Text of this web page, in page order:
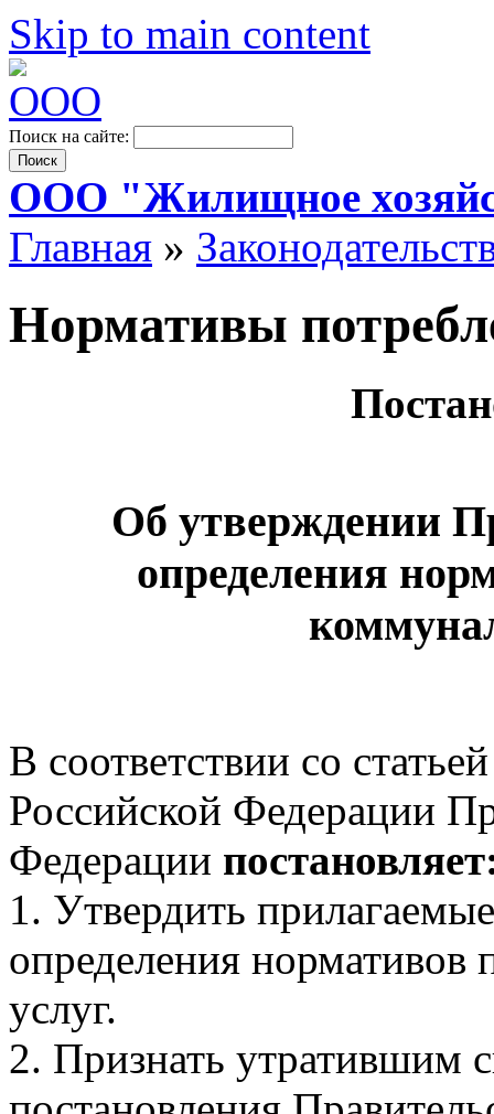
Skip to main content
Поиск на сайте:
ООО "Жилищное
Главная »
Нормативы
Об утверждении
определения
В соответствии со
Российской Федерации
Федерации
1. Утвердить
определения
услуг.
2. Признать утратившим